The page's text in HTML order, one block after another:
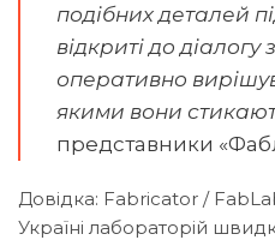
подібних деталей
відкриті до діалогу
оперативно
якими вони
представники
Довідка: Fabricator /
Україні лабораторій